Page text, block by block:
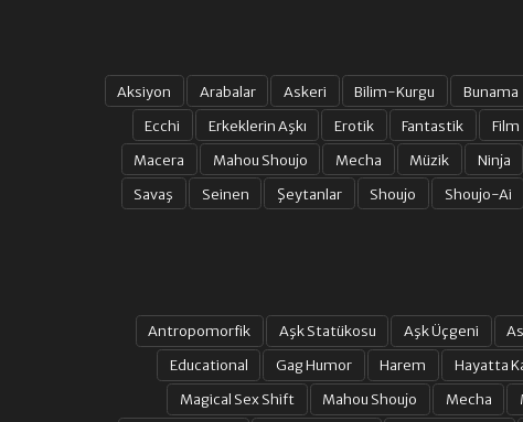
Aksiyon Arabalar Askeri Bilim-Kurgu Bunama
Ecchi
Erkeklerin Aşkı Erotik Fantastik Film
Macera
Mahou Shoujo Mecha Müzik Ninja
Savaş
Seinen Şeytanlar Shoujo Shoujo-Ai
Antropomorfik Aşk Statükosu Aşk Üçgeni
Educational
Gag Humor Harem Hayatta
Magical Sex Shift
Mahou Shoujo Mecha